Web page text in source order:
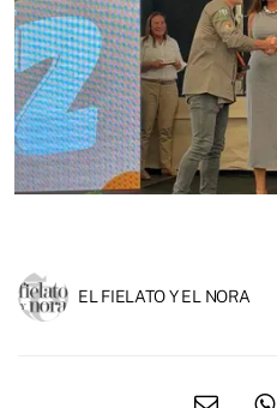
EL FIELATO Y EL NORA